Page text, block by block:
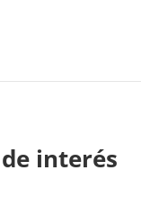
interés